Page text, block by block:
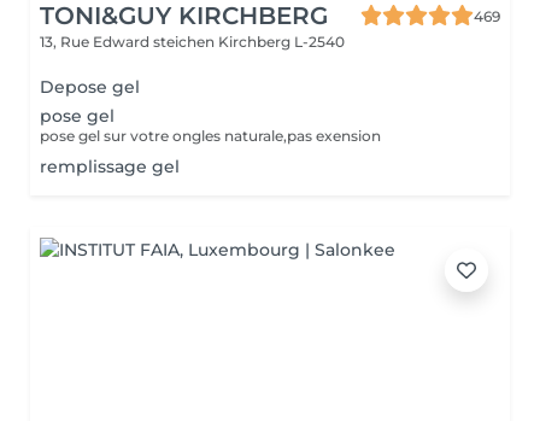
TONI&GUY KIRCHBERG
469
13, Rue Edward steichen Kirchberg L-2540
Depose gel
pose gel
pose gel sur votre ongles naturale,pas exension
remplissage gel